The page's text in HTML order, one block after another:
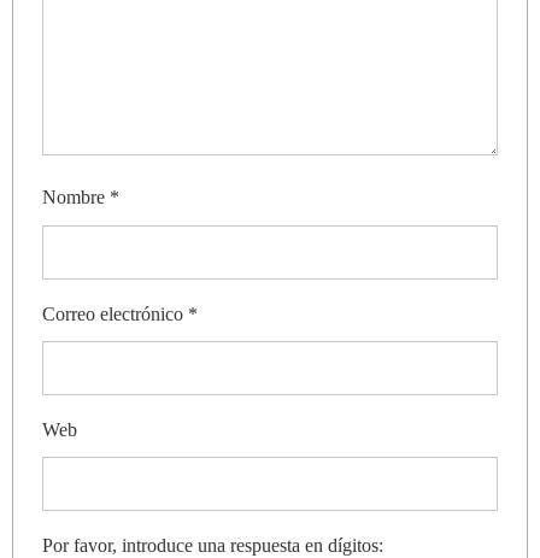
Nombre *
Correo electrónico *
Web
Por favor, introduce una respuesta en dígitos: